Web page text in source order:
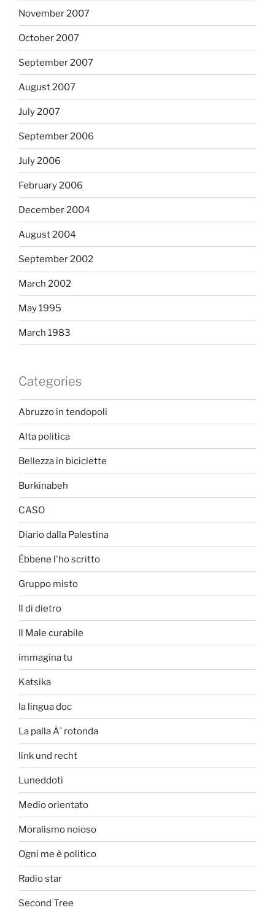
November 2007
October 2007
September 2007
August 2007
July 2007
September 2006
July 2006
February 2006
December 2004
August 2004
September 2002
March 2002
May 1995
March 1983
Categories
Abruzzo in tendopoli
Alta politica
Bellezza in biciclette
Burkinabeh
CASO
Diario dalla Palestina
Èbbene l'ho scritto
Gruppo misto
Il di dietro
Il Male curabile
immagina tu
Katsika
la lingua doc
La palla Ã¨ rotonda
link und recht
Luneddoti
Medio orientato
Moralismo noioso
Ogni me è politico
Radio star
Second Tree